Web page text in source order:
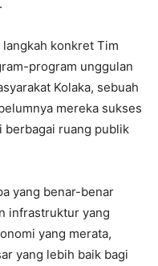
konkret Tim
program unggulan
Kolaka, sebuah
mereka sukses
berbagai ruang publik
yang benar-benar
infrastruktur yang
yang merata,
yang lebih baik bagi